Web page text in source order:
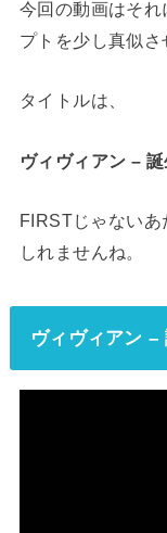
今回の動画はそ
プトを少し真似さ
タイトルは、
ヴィヴィアン –
FIRSTじゃないあ
しれませんね。
ヴィヴィアン –